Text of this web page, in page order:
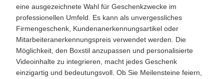
eine ausgezeichnete Wahl für Geschenkzwecke im
professionellen Umfeld. Es kann als unvergessliches
Firmengeschenk, Kundenanerkennungsartikel oder
Mitarbeiteranerkennungspreis verwendet werden. Die
Möglichkeit, den Boxstil anzupassen und personalisierte
Videoinhalte zu integrieren, macht jedes Geschenk
einzigartig und bedeutungsvoll. Ob Sie Meilensteine ​​feiern,